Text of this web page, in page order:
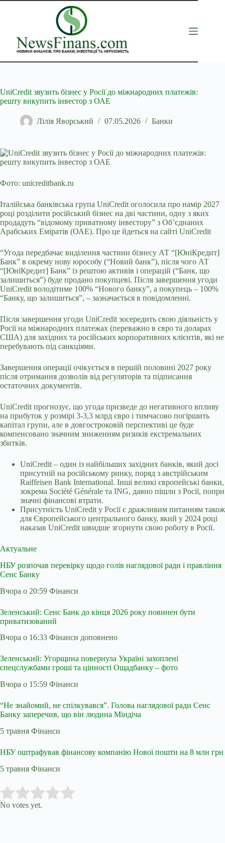
Перейти
UniCredit звузить бізнес у Росії до міжнародних платежів:
решту викупить інвестор з ОАЕ
Лілія Яворський 07.05.2026 Банки
Фото: unicreditbank.ru
Італійська банківська група UniCredit оголосила про намір 2027
році розділити російський бізнес на дві частини, одну з яких
продадуть “відомому приватному інвестору” з Об’єднаних
Арабських Еміратів (ОАЕ). Про це йдеться на сайті UniCredit
“Угода передбачає виділення частини бізнесу АТ “[ЮніКредит]
Банк” в окрему нову юрособу (“Новий банк”), після чого АТ
“[ЮніКредит] Банк” із рештою активів і операцій (“Банк, що
залишиться”) буде продано покупцеві. Після завершення угоди
UniCredit володітиме 100% “Нового банку”, а покупець – 100%
“Банку, що залишиться”, – зазначається в повідомленні.
Після завершення угоди UniCredit зосередить свою діяльність у
Росії на міжнародних платежах (переважно в євро та доларах
США) для західних та російських корпоративних клієнтів, які не
перебувають під санкціями.
Завершення операції очікується в першій половині 2027 року
після отримання дозволів від регуляторів та підписання
остаточних документів.
UniCredit прогнозує, що угода призведе до негативного впливу
на прибуток у розмірі 3-3,3 млрд євро і тимчасово погіршить
капітал групи, але в довгостроковій перспективі це буде
компенсовано значним зниженням ризиків екстремальних
збитків.
UniCredit – один із найбільших західних банків, який досі
присутній на російському ринку, поряд з австрійським
Raiffeisen Bank International. Інші великі європейські банки,
зокрема Société Générale та ING, давно пішли з Росії, попри
значні фінансові втрати.
Присутність UniCredit у Росії є дражливим питанням також
для Європейського центрального банку, який у 2024 році
наказав UniCredit швидше згорнути свою роботу в Росії.
Актуальне
НБУ розпочав перевірку щодо голів наглядової ради і правління
Сенс Банку
Вчора о 20:59 Фінанси
Зеленський: Сенс Банк до кінця 2026 року повинен бути
приватизований
Вчора о 16:33 Фінанси доповнено
Зеленський: Угорщина повернула Україні захоплені
спецслужбами гроші та цінності Ощадбанку – фото
Вчора о 15:59 Фінанси
“Не знайомий, не спілкувався”. Голова наглядової ради Сенс
Банку заперечив, що він людина Міндіча
5 травня Фінанси
НБУ оштрафував фінансову компанію Нової пошти на 8 млн грн
5 травня Фінанси
Rate this item:
No votes yet.